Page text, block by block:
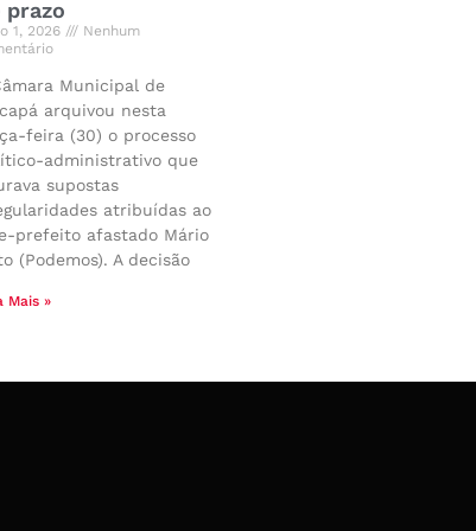
prazo
1, 2026
Nenhum
Municipal de
arquivou nesta
feira (30) o processo
administrativo que
supostas
atribuídas ao
prefeito afastado Mário
(Podemos). A decisão
Mais »